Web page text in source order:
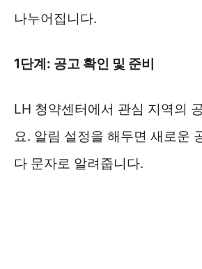
나누어집니다.
1단계: 공고 확인 및 준비
LH 청약센터에서 관심 지역의
요. 알림 설정을 해두면 새로운
다 문자로 알려줍니다.